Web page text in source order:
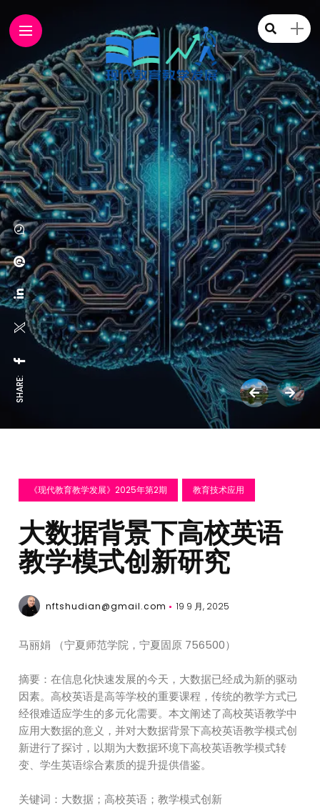
SHARE:
《现代教育教学发展》2025年第2期 教育技术应用
大数据背景下高校英语
教学模式创新研究
nftshudian@gmail.com 19 9 月, 2025
马丽娟 （宁夏师范学院，宁夏固原 756500）
摘要：在信息化快速发展的今天，大数据已经成为新的驱动
因素。高校英语是高等学校的重要课程，传统的教学方式已
经很难适应学生的多元化需要。本文阐述了高校英语教学中
应用大数据的意义，并对大数据背景下高校英语教学模式创
新进行了探讨，以期为大数据环境下高校英语教学模式转
变、学生英语综合素质的提升提供借鉴。
关键词：大数据；高校英语；教学模式创新